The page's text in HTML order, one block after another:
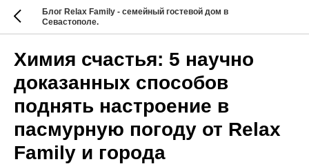
Блог Relax Family - семейный гостевой дом в
Севастополе.
Химия счастья: 5 научно
доказанных способов
поднять настроение в
пасмурную погоду от Relax
Family и города